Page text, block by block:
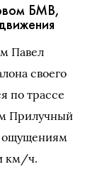
БМВ,
Павел
своего
по трассе
Прилучный
ощущениям
км/ч.